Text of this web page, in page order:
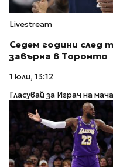
Livestream
Седем години след
завърна в Торонто
1 юли, 13:12
Гласувай за Играч на